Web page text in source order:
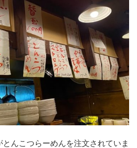
んこつらーめんを注文されていま